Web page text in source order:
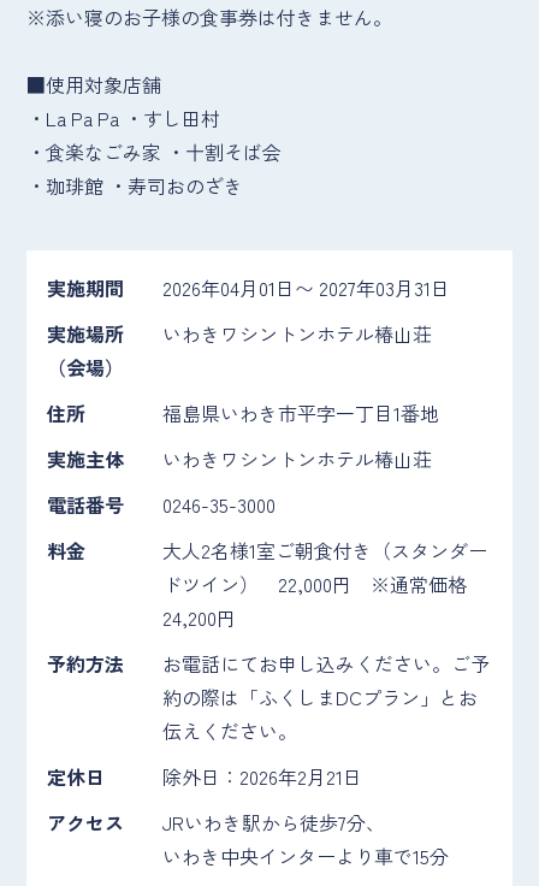
※添い寝のお子様の食事券は付きません。
■使用対象店舗
・La Pa Pa ・すし田村
・食楽なごみ家 ・十割そば会
・珈琲館 ・寿司おのざき
実施期間
2026年04月01日〜 2027年03月31日
実施場所
（会場）
いわきワシントンホテル椿山荘
住所
福島県いわき市平字一丁目1番地
実施主体
いわきワシントンホテル椿山荘
電話番号
0246-35-3000
料金
大人2名様1室ご朝食付き（スタンダー
ドツイン） 22,000円 ※通常価格
24,200円
予約方法
お電話にてお申し込みください。ご予
約の際は「ふくしまDCプラン」とお
伝えください。
定休日
除外日：2026年2月21日
アクセス
JRいわき駅から徒歩7分、
いわき中央インターより車で15分